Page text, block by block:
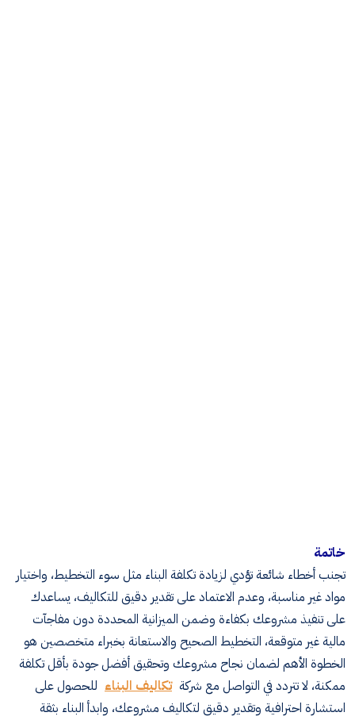
خاتمة
تجنب أخطاء شائعة تؤدي لزيادة تكلفة البناء مثل سوء التخطيط، واختيار
مواد غير مناسبة، وعدم الاعتماد على تقدير دقيق للتكاليف، يساعدك
على تنفيذ مشروعك بكفاءة وضمن الميزانية المحددة دون مفاجآت
مالية غير متوقعة، التخطيط الصحيح والاستعانة بخبراء متخصصين هو
الخطوة الأهم لضمان نجاح مشروعك وتحقيق أفضل جودة بأقل تكلفة
ممكنة، لا تتردد في التواصل مع شركة تكاليف البناء للحصول على
استشارة احترافية وتقدير دقيق لتكاليف مشروعك، وابدأ البناء بثقة